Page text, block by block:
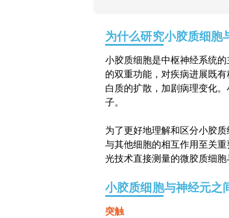
为什么研究小胶质细胞
小胶质细胞是中枢神经系统
的双重功能，对疾病进展既
白质的扩散，加剧病理变化
子。
为了更好地理解和区分小胶
与其他细胞的相互作用至关
光技术直接测量的微胶质细
小胶质细胞与神经元之
突触